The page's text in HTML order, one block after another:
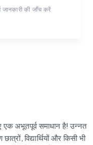
की जाँच करें
अभूतपूर्व समाधान है! उन्नत
विद्यार्थियों और किसी भी